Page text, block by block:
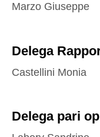
Marzo Giuseppe
Delega
Castellini Monia
Delega pari